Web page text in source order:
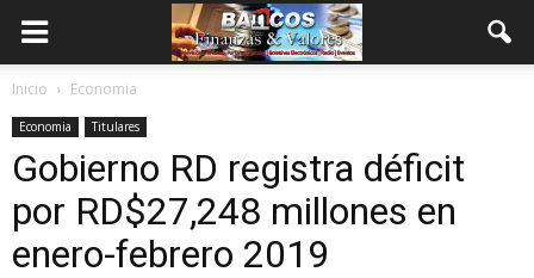
Inicio Economia
Economia Titulares
Gobierno RD registra déficit
por RD$27,248 millones en
enero-febrero 2019